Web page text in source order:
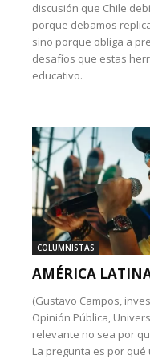
discusión que Chile
porque debamos
sino porque obliga a
desafíos que estas
educativo.
COLUMNISTAS
AMÉRICA
(Gustavo Campos,
Opinión Pública,
relevante no sea por
La pregunta es por